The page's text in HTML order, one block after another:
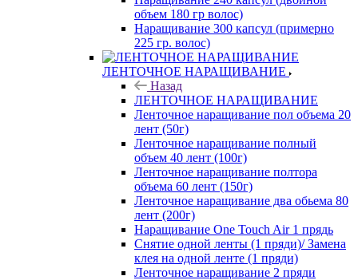
объем 180 гр волос)
Наращивание 300 капсул (примерно
225 гр. волос)
ЛЕНТОЧНОЕ НАРАЩИВАНИЕ
Назад
ЛЕНТОЧНОЕ НАРАЩИВАНИЕ
Ленточное наращивание пол объема 20
лент (50г)
Ленточное наращивание полный
объем 40 лент (100г)
Ленточное наращивание полтора
объема 60 лент (150г)
Ленточное наращивание два обьема 80
лент (200г)
Наращивание One Touch Air 1 прядь
Снятие одной ленты (1 пряди)/ Замена
клея на одной ленте (1 пряди)
Ленточное наращивание 2 пряди